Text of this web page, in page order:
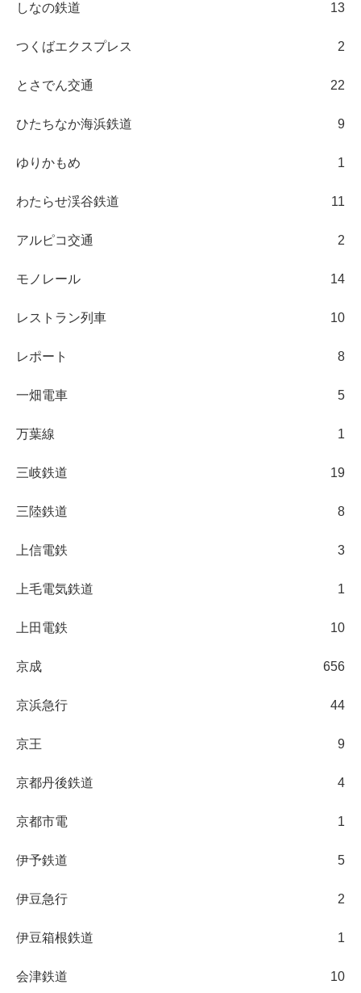
しなの鉄道 13
つくばエクスプレス 2
とさでん交通 22
ひたちなか海浜鉄道 9
ゆりかもめ 1
わたらせ渓谷鉄道 11
アルピコ交通 2
モノレール 14
レストラン列車 10
レポート 8
一畑電車 5
万葉線 1
三岐鉄道 19
三陸鉄道 8
上信電鉄 3
上毛電気鉄道 1
上田電鉄 10
京成 656
京浜急行 44
京王 9
京都丹後鉄道 4
京都市電 1
伊予鉄道 5
伊豆急行 2
伊豆箱根鉄道 1
会津鉄道 10